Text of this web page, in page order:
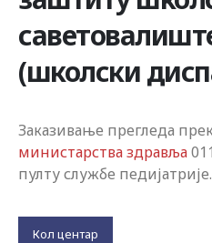
(школски
Заказивање прегледа
министарства здравља
пулту службе педијатрије.
Кол центар